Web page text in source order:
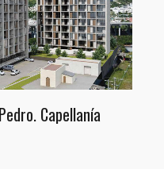
Capellanía